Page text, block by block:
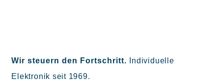
Wir steuern den Fortschritt.
Individuelle
Elektronik seit 1969.